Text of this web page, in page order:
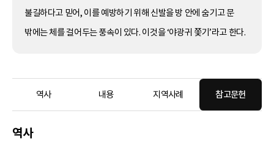
불길하다고 믿어, 이를 예방하기 위해 신발을 방 안에 숨기고 문
밖에는 체를 걸어두는 풍속이 있다. 이것을 ‘야광귀 쫓기’라고 한다.
역사 내용 지역사례 참고문헌
역사